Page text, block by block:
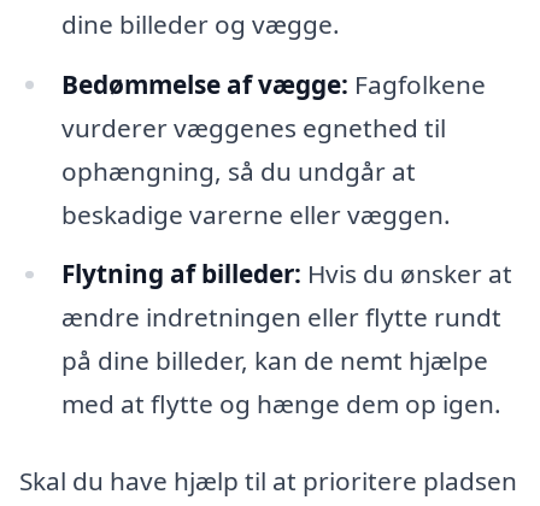
dine billeder og vægge.
Bedømmelse af vægge: Fagfolkene
vurderer væggenes egnethed til
ophængning, så du undgår at
beskadige varerne eller væggen.
Flytning af billeder: Hvis du ønsker at
ændre indretningen eller flytte rundt
på dine billeder, kan de nemt hjælpe
med at flytte og hænge dem op igen.
Skal du have hjælp til at prioritere pladsen